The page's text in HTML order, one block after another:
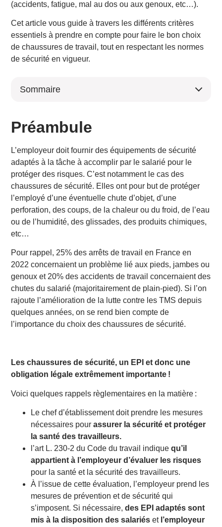
(accidents, fatigue, mal au dos ou aux genoux, etc…).
Cet article vous guide à travers les différents critères
essentiels à prendre en compte pour faire le bon choix
de chaussures de travail, tout en respectant les normes
de sécurité en vigueur.
Sommaire
Qu’est-ce qu’une chaussure de sécurité ?
Quelles sont les différentes parties qui composent une
Quelles sont les normes en vigueur ?
1. Des exigences fondamentales de base (SB) :
2. Des exigences additionnelles :
3. Les marquages normatifs :
Quel marquage normatif pour quelle utilisation ?
Le cas des chaussures multi-usage ?
La même chaussure pour tous vos salariés ?
Basse ou haute ?
Le look ?
Dois-je laisser mes salariés se débrouiller avec les
chaussures en les laissant choisir et en leur
remboursant ?
Pourquoi prendre le risque de changer de modèle de
chaussures de sécurité ?
Mes salariés ne portent pas toujours leurs chaussures
Préambule
L’employeur doit fournir des équipements de sécurité
adaptés à la tâche à accomplir par le salarié pour le
protéger des risques. C’est notamment le cas des
chaussures de sécurité. Elles ont pour but de protéger
l’employé d’une éventuelle chute d’objet, d’une
perforation, des coups, de la chaleur ou du froid, de l’eau
ou de l’humidité, des glissades, des produits chimiques,
etc…
Pour rappel, 25% des arrêts de travail en France en
2022 concernaient un problème lié aux pieds, jambes ou
genoux et 20% des accidents de travail concernaient des
chutes du salarié (majoritairement de plain-pied). Si l’on
rajoute l’amélioration de la lutte contre les TMS depuis
quelques années, on se rend bien compte de
l’importance du choix des chaussures de sécurité.
Les chaussures de sécurité, un EPI et donc une
obligation légale extrêmement importante !
Voici quelques rappels règlementaires en la matière :
Le chef d’établissement doit prendre les mesures
nécessaires pourassurer la sécurité et protéger
la santé des travailleurs.
l’art L. 230-2 du Code du travail indiquequ’il
appartient à l’employeur d’évaluer les risques
pour la santé et la sécurité des travailleurs.
À l’issue de cette évaluation, l’employeur prend les
mesures de prévention et de sécurité qui
s’imposent. Si nécessaire,des EPI adaptés sont
mis à la disposition des salariéset l’employeur